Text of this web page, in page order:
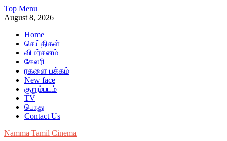
Skip
to
Top Menu
August 8, 2026
Home
செய்திகள்
விமர்சனம்
கேலரி
ரகளை பக்கம்
New face
குறும்படம்
TV
பொது
Contact Us
Namma Tamil Cinema